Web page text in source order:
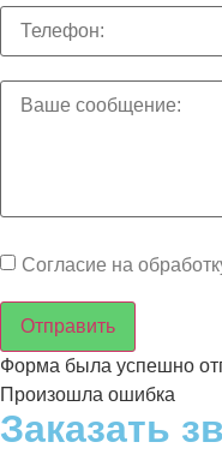
Согласие на
Отправить
Форма была успешно
Произошла ошибка
Заказать